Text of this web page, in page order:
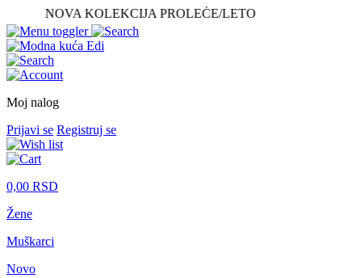
NOVA KOLEKCIJA PROLEĆE/LETO
Moj nalog
Prijavi se Registruj se
0,00 RSD
Žene
Muškarci
Novo